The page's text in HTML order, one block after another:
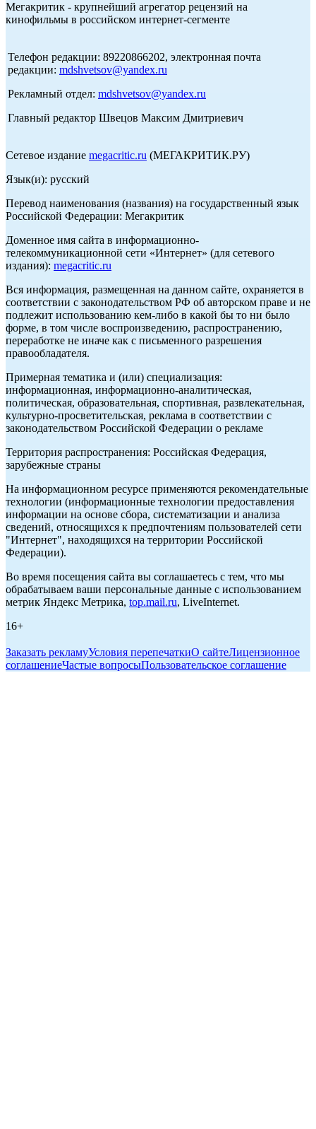
Мегакритик - крупнейший агрегатор рецензий на
кинофильмы в российском интернет-сегменте
Телефон редакции: 89220866202, электронная почта
редакции: mdshvetsov@yandex.ru
Рекламный отдел: mdshvetsov@yandex.ru
Главный редактор Швецов Максим Дмитриевич
Сетевое издание megacritic.ru (МЕГАКРИТИК.РУ)
Язык(и): русский
Перевод наименования (названия) на государственный язык
Российской Федерации: Мегакритик
Доменное имя сайта в информационно-
телекоммуникационной сети «Интернет» (для сетевого
издания): megacritic.ru
Вся информация, размещенная на данном сайте, охраняется в
соответствии с законодательством РФ об авторском праве и не
подлежит использованию кем-либо в какой бы то ни было
форме, в том числе воспроизведению, распространению,
переработке не иначе как с письменного разрешения
правообладателя.
Примерная тематика и (или) специализация:
информационная, информационно-аналитическая,
политическая, образовательная, спортивная, развлекательная,
культурно-просветительская, реклама в соответствии с
законодательством Российской Федерации о рекламе
Территория распространения: Российская Федерация,
зарубежные страны
На информационном ресурсе применяются рекомендательные
технологии (информационные технологии предоставления
информации на основе сбора, систематизации и анализа
сведений, относящихся к предпочтениям пользователей сети
"Интернет", находящихся на территории Российской
Федерации).
Во время посещения сайта вы соглашаетесь с тем, что мы
обрабатываем ваши персональные данные с использованием
метрик Яндекс Метрика, top.mail.ru, LiveInternet.
16+
Заказать рекламуУсловия перепечаткиО сайтеЛицензионное
соглашениеЧастые вопросыПользовательское соглашение